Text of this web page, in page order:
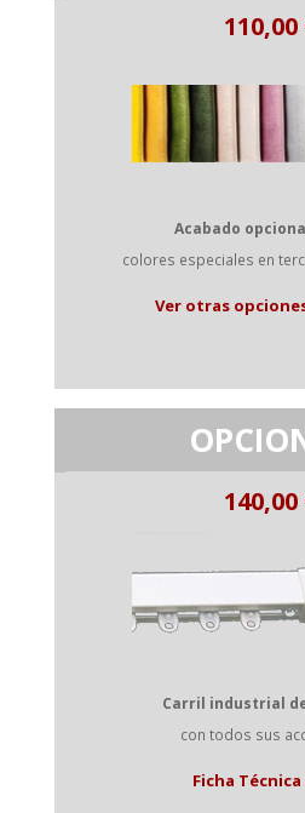
Acabado
colores especiales en
Ver otras
Carril industrial
con todos sus
Ficha